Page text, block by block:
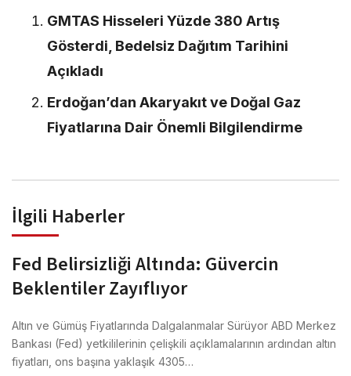
GMTAS Hisseleri Yüzde 380 Artış
Gösterdi, Bedelsiz Dağıtım Tarihini
Açıkladı
Erdoğan’dan Akaryakıt ve Doğal Gaz
Fiyatlarına Dair Önemli Bilgilendirme
İlgili Haberler
Fed Belirsizliği Altında: Güvercin
Beklentiler Zayıflıyor
Altın ve Gümüş Fiyatlarında Dalgalanmalar Sürüyor ABD Merkez
Bankası (Fed) yetkililerinin çelişkili açıklamalarının ardından altın
fiyatları, ons başına yaklaşık 4305…